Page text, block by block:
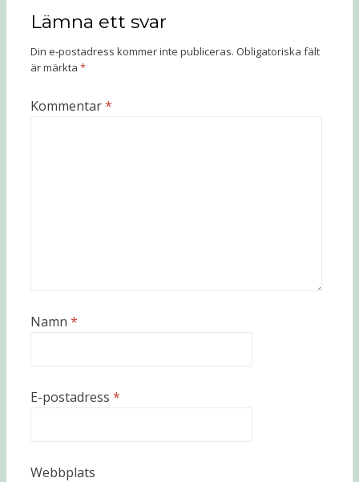
Lämna ett svar
Din e-postadress kommer inte publiceras. Obligatoriska fält
är märkta *
Kommentar*
Namn *
E-postadress *
Webbplats